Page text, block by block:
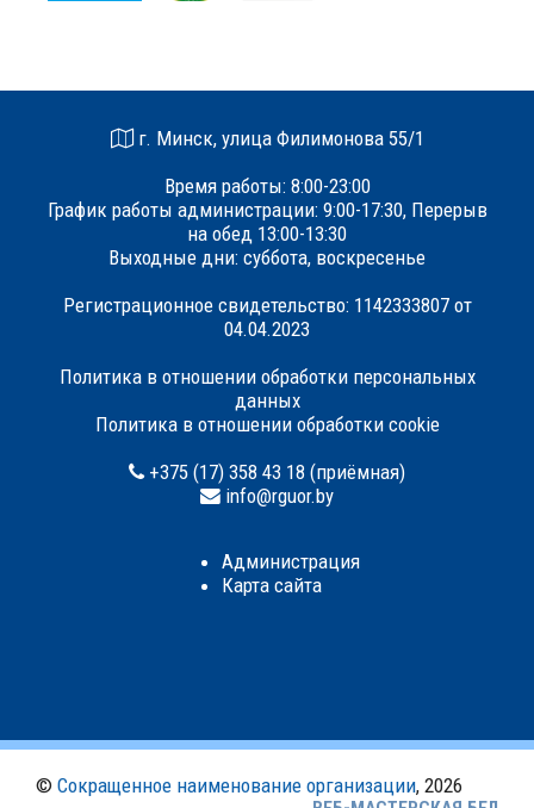
г. Минск, улица Филимонова 55/1
Время работы: 8:00-23:00
График работы администрации: 9:00-17:30, Перерыв
на обед 13:00-13:30
Выходные дни: суббота, воскресенье
Регистрационное свидетельство: 1142333807 от
04.04.2023
Политика в отношении обработки персональных
данных
Политика в отношении обработки cookie
+375 (17) 358 43 18 (приёмная)
info@rguor.by
Администрация
Карта сайта
© Сокращенное наименование организации, 2026